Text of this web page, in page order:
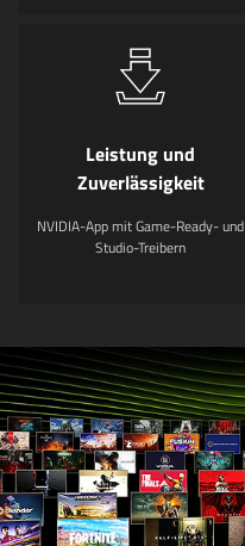
Leistung und
Zuverlässigkeit
NVIDIA-App mit Game-Ready- und
Studio-Treibern